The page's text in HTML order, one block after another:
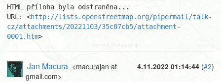
HTML příloha byla odstraněna...
URL: <http://lists.openstreetmap.org/pipermail/talk-
cz/attachments/20221103/35c07cb5/attachment-
0001.htm>
4.11.2022 01:14:44 (#2)
Jan Macura <macurajan at
gmail.com>